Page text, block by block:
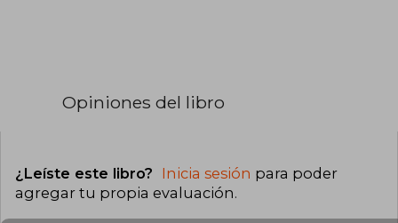
Opiniones del libro
¿Leíste este libro? Inicia sesión para poder
agregar tu propia evaluación.